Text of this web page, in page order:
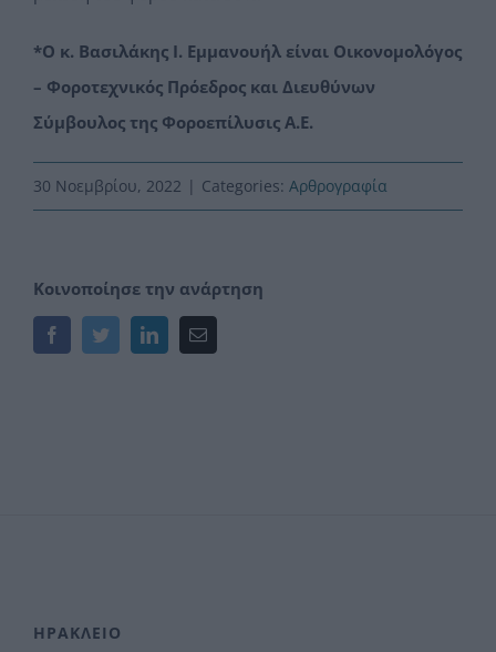
*Ο κ. Βασιλάκης Ι. Εμμανουήλ είναι Οικονομολόγος
– Φοροτεχνικός Πρόεδρος και Διευθύνων
Σύμβουλος της Φοροεπίλυσις Α.Ε.
30 Νοεμβρίου, 2022 | Categories: Αρθρογραφία
Κοινοποίησε την ανάρτηση
FacebookTwitterLinkedInEmail
ΗΡΑΚΛΕΙΟ